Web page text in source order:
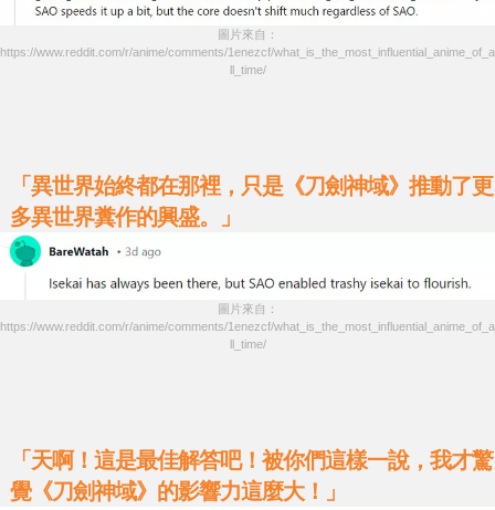
圖片來自：
https://www.reddit.com/r/anime/comments/1enezcf/what_is_the_most_influential_anime_of_a
ll_time/
「異世界始終都在那裡，只是《刀劍神域》推動了更
多異世界糞作的興盛。」
圖片來自：
https://www.reddit.com/r/anime/comments/1enezcf/what_is_the_most_influential_anime_of_a
ll_time/
「天啊！這是最佳解答吧！被你們這樣一說，我才驚
覺《刀劍神域》的影響力這麼大！」